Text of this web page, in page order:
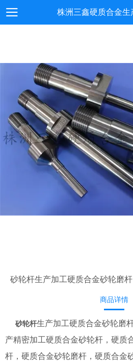
株洲三鑫硬质合金生
砂轮杆生产加工硬质合金砂轮磨杆
商品详情
砂轮杆生产加工硬质合金砂轮磨
产精密加工硬质合金砂轮杆，硬质
杆，硬质合金砂轮磨杆，硬质合金